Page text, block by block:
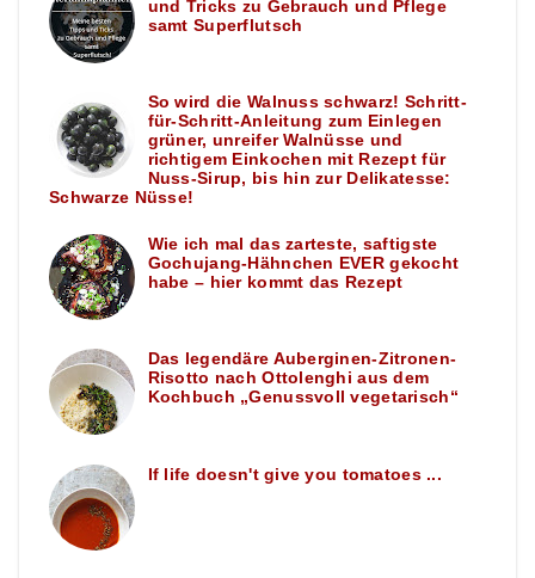
und Tricks zu Gebrauch und Pflege
samt Superflutsch
So wird die Walnuss schwarz! Schritt-
für-Schritt-Anleitung zum Einlegen
grüner, unreifer Walnüsse und
richtigem Einkochen mit Rezept für
Nuss-Sirup, bis hin zur Delikatesse:
Schwarze Nüsse!
Wie ich mal das zarteste, saftigste
Gochujang-Hähnchen EVER gekocht
habe – hier kommt das Rezept
Das legendäre Auberginen-Zitronen-
Risotto nach Ottolenghi aus dem
Kochbuch „Genussvoll vegetarisch“
If life doesn't give you tomatoes ...